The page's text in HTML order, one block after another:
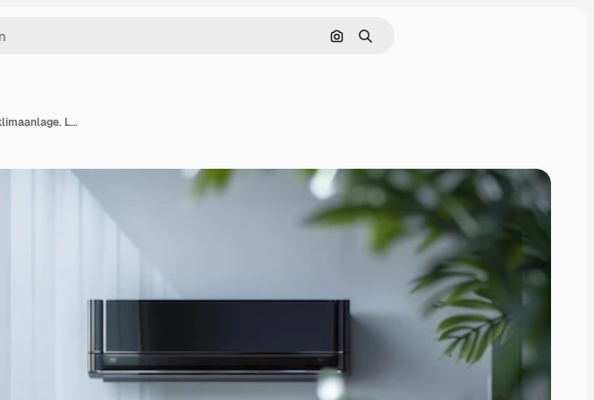
Nach Bild suchen
Suchen
Ein zeitgenössisches Zimmer präsentiert eine schwarze Wandklimaanlage. Lebendige grüne Pflanzen verleihen Farbe und Leben, während ein eleganter Schreibtisch die moderne Ästhetik verbessert. Das Sonnenlicht strömt durch die Fenster.